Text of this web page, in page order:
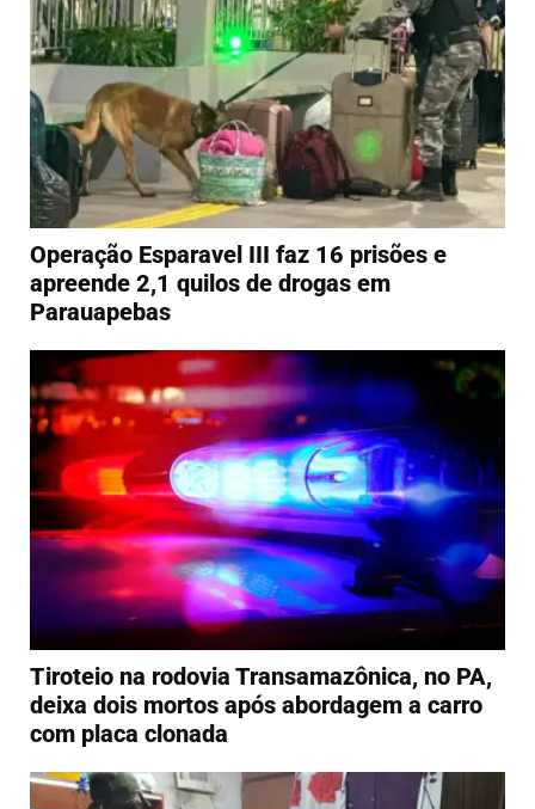
Operação Esparavel III faz 16 prisões e
apreende 2,1 quilos de drogas em
Parauapebas
Tiroteio na rodovia Transamazônica, no PA,
deixa dois mortos após abordagem a carro
com placa clonada